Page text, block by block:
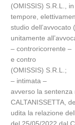
(OMISSIS) S.R.L.,
tempore,
studio
unitamente
– controricorrente –
e contro
(OMISSIS) S.R.L.;
– intimata –
avverso la sentenza
CALTANISSETTA,
udita la relazione